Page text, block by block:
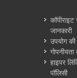
जानकारी
उपयोग की
हाइपर
पॉलिसी